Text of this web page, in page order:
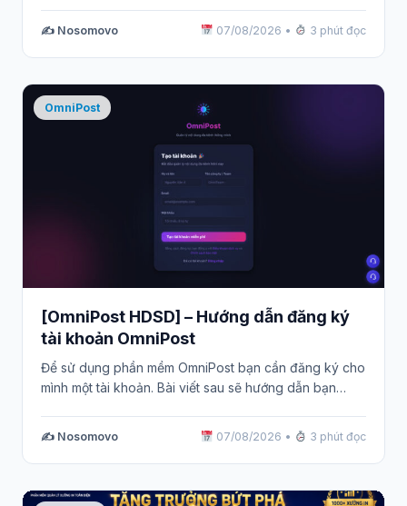
✍️ Nosomovo 07/08/2026 • 3 phút đọc
OmniPost
[OmniPost HDSD] – Hướng dẫn đăng ký
tài khoản OmniPost
Để sử dụng phần mềm OmniPost bạn cần đăng ký cho
mình một tài khoản. Bài viết sau sẽ hướng dẫn bạn…
✍️ Nosomovo 07/08/2026 • 3 phút đọc